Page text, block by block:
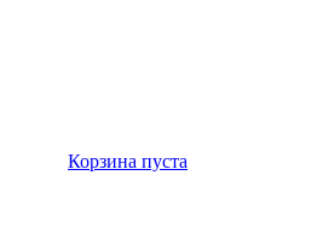
Корзина пуста